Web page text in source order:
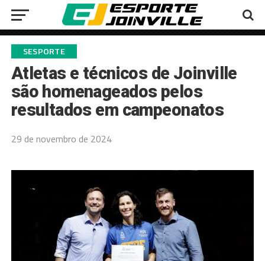
SESPORTE
Atletas e técnicos de Joinville
são homenageados pelos
resultados em campeonatos
29 de novembro de 2024